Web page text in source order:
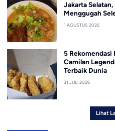
Jakarta
Menggugah
1 AGUSTUS 2026
5 Rekomendasi
Camilan
Terbaik Dunia
31 JULI 2026
Lihat